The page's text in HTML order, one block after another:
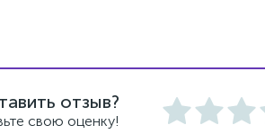
отзыв?
свою оценку!